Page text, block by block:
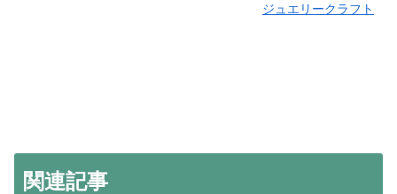
ジュエリークラフト
関連記事